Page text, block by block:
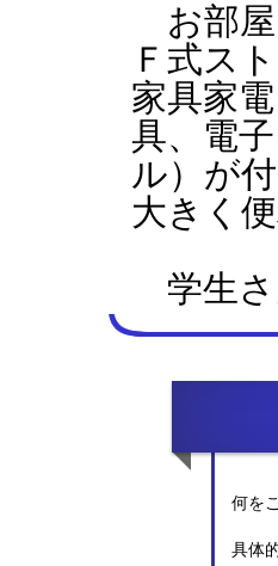
お部屋
Ｆ式ス
家具家
具、電
ル）が
大きく
学生さ
何を
具体